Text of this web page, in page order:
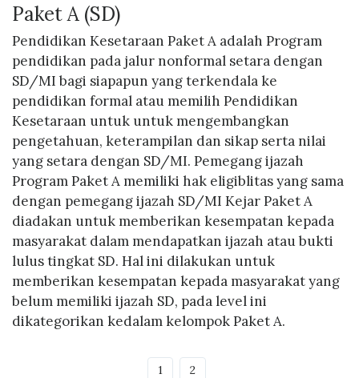
Paket A (SD)
Pendidikan Kesetaraan Paket A adalah Program
pendidikan pada jalur nonformal setara dengan
SD/MI bagi siapapun yang terkendala ke
pendidikan formal atau memilih Pendidikan
Kesetaraan untuk untuk mengembangkan
pengetahuan, keterampilan dan sikap serta nilai
yang setara dengan SD/MI. Pemegang ijazah
Program Paket A memiliki hak eligiblitas yang sama
dengan pemegang ijazah SD/MI Kejar Paket A
diadakan untuk memberikan kesempatan kepada
masyarakat dalam mendapatkan ijazah atau bukti
lulus tingkat SD. Hal ini dilakukan untuk
memberikan kesempatan kepada masyarakat yang
belum memiliki ijazah SD, pada level ini
dikategorikan kedalam kelompok Paket A.
1 2